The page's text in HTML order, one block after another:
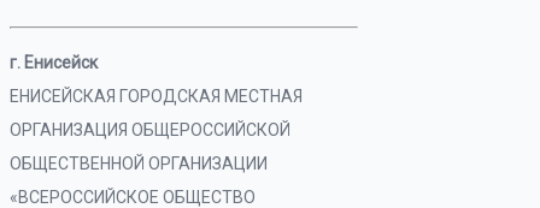
г. Енисейск
ЕНИСЕЙСКАЯ ГОРОДСКАЯ МЕСТНАЯ
ОРГАНИЗАЦИЯ ОБЩЕРОССИЙСКОЙ
ОБЩЕСТВЕННОЙ ОРГАНИЗАЦИИ
«ВСЕРОССИЙСКОЕ ОБЩЕСТВО